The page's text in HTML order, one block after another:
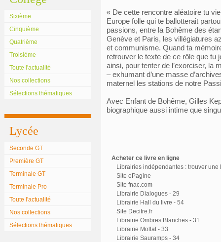
Sixième
Cinquième
Quatrième
Troisième
Toute l'actualité
Nos collections
Sélections thématiques
Lycée
Seconde GT
Première GT
Terminale GT
Terminale Pro
Toute l'actualité
Nos collections
Sélections thématiques
« De cette rencontre aléatoire tu
Europe folle qui te ballotterait
passions, entre la Bohême des
Genève et Paris, les villégiatures
et communisme. Quand ta
retrouver le texte de ce rôle que
ainsi, pour tenter de l’exorciser, la
– exhumant d’une masse
maternel les stations de notre
Avec Enfant de Bohême, Gilles
biographique aussi intime que
Acheter ce livre en ligne
Librairies indépendantes : trouver une
Site ePagine
Site fnac.com
Librairie Dialogues - 29
Librairie Hall du livre - 54
Site Decitre.fr
Librairie Ombres Blanches - 31
Librairie Mollat - 33
Librairie Sauramps - 34